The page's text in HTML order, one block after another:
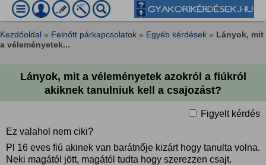
Kezdőoldal » Felnőtt párkapcsolatok » Egyéb kérdések » Lányok, mit
a véleményetek...
Lányok, mit a véleményetek azokról a fiúkról
akiknek tanulniuk kell a csajozást?
Figyelt kérdés
Ez valahol nem ciki?
Pl 16 eves fiú akinek van barátnője kizárt hogy tanulta volna.
Neki magától jött, magától tudta hogy szerezzen csajt.